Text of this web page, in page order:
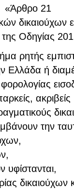
«Άρθρο 21
δικαιούχων
Οδηγίας
ρητής
Ελλάδα ή
ακριβείς
την
δικαιούχων